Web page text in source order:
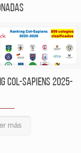
Col-Sapiens 2025-
más